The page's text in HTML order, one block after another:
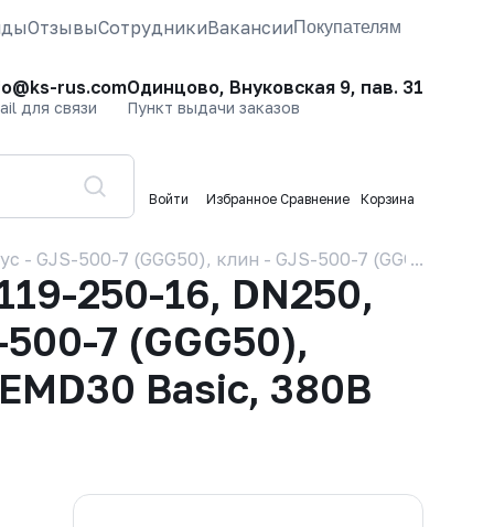
ОтзывыСотрудникиВакансииПокупателям
rus.com
для связи
Одинцово, Внуковская 9, пав. 31
Пункт выдачи заказов
Войти Избранное Сравнение Корзина
GJS-500-7 (GGG50), клин - GJS-500-7 (GGG50),
250-16, DN250,
7 (GGG50),
Basic, 380В